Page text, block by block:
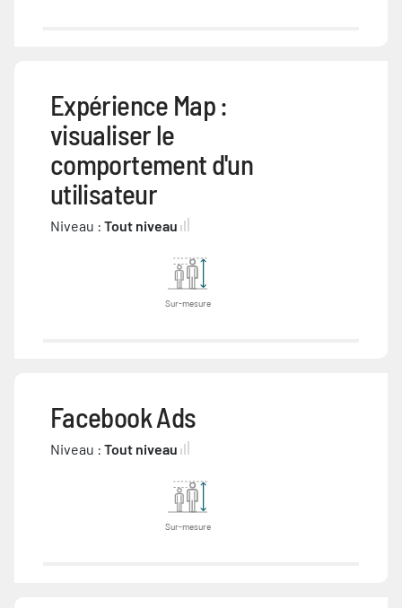
Expérience Map :
visualiser le
comportement d'un
utilisateur
Niveau : Tout niveau
Sur-mesure
Facebook Ads
Niveau : Tout niveau
Sur-mesure